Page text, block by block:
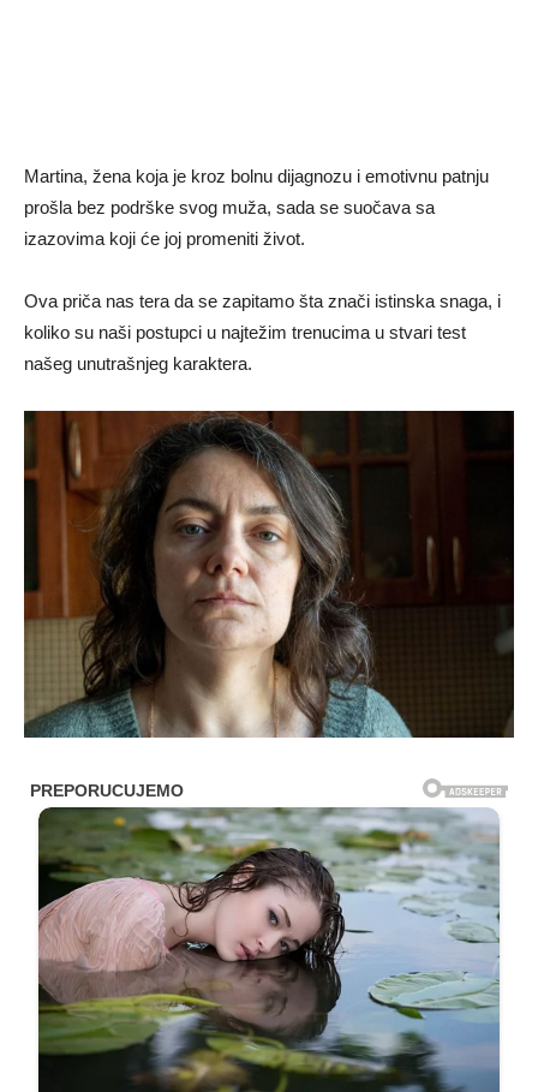
Martina, žena koja je kroz bolnu dijagnozu i emotivnu patnju
prošla bez podrške svog muža, sada se suočava sa
izazovima koji će joj promeniti život.
Ova priča nas tera da se zapitamo šta znači istinska snaga, i
koliko su naši postupci u najtežim trenucima u stvari test
našeg unutrašnjeg karaktera.